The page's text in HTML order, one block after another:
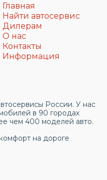
Главная
Найти автосервис
Дилерам
О нас
Контакты
Информация
России. У нас
в 90 городах
чем 400 моделей авто.
на дороге